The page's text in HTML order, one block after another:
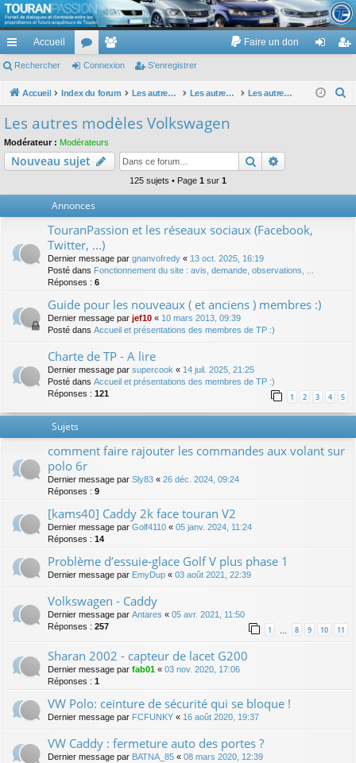
TouranPassion
Le forum des propriétaires ou futurs acquéreurs du Volkswagen Touran
cc
ès
pi
de
Accueil
or
u
e
m
Faire un don
ne nr
Rechercher Connexion S’enregistrer
Accueil Index du forum Les autres voitures et ce qui touche à la voiture Les autres modèles du groupe VW Les autres modèles Volkswagen
c
Les autres modèles Volkswagen
Modérateur : Modérateurs
Nouveau sujet Rechercher
125 sujets • Page 1 sur 1
Annonces
TouranPassion et les réseaux sociaux (Facebook,
Twitter, ...)
Dernier message par gnanvofredy « 13 oct. 2025, 16:19
Posté dans Fonctionnement du site : avis, demande, observations, ...
Réponses : 6
Guide pour les nouveaux ( et anciens ) membres :)
Dernier message par jef10 « 10 mars 2013, 09:39
Posté dans Accueil et présentations des membres de TP :)
Charte de TP - A lire
Dernier message par supercook « 14 juil. 2025, 21:25
Posté dans Accueil et présentations des membres de TP :)
Réponses : 121 1 2 3 4 5
Sujets
comment faire rajouter les commandes aux volant sur
polo 6r
Dernier message par Sly83 « 26 déc. 2024, 09:24
Réponses : 9
[kams40] Caddy 2k face touran V2
Dernier message par Golf4110 « 05 janv. 2024, 11:24
Réponses : 14
Problème d’essuie-glace Golf V plus phase 1
Dernier message par EmyDup « 03 août 2021, 22:39
Volkswagen - Caddy
Dernier message par Antares « 05 avr. 2021, 11:50
Réponses : 257 1 … 8 9 10 11
Sharan 2002 - capteur de lacet G200
Dernier message par fab01 « 03 nov. 2020, 17:06
Réponses : 1
VW Polo: ceinture de sécurité qui se bloque !
Dernier message par FCFUNKY « 16 août 2020, 19:37
VW Caddy : fermeture auto des portes ?
Dernier message par BATNA_85 « 08 mars 2020, 12:39